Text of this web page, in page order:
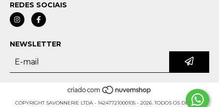
REDES SOCIAIS
NEWSLETTER
COPYRIGHT SAVONNERIE LTDA - 14247721000105 - 2026. TODOS OS DIREITOS